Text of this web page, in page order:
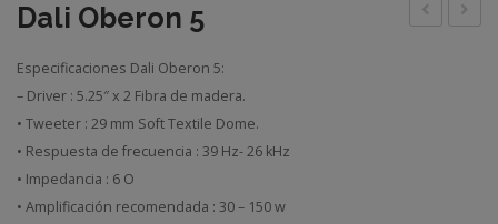
Dali Oberon 5
Especificaciones Dali Oberon 5:
– Driver : 5.25″ x 2 Fibra de madera.
• Tweeter : 29 mm Soft Textile Dome.
• Respuesta de frecuencia : 39 Hz- 26 kHz
• Impedancia : 6 O
• Amplificación recomendada : 30 – 150 w